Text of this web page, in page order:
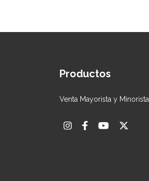
Productos
Venta Mayorista y Minorista